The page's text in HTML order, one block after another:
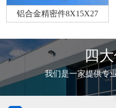
铝合金精密件8X15X27
四
我们是一家提供专